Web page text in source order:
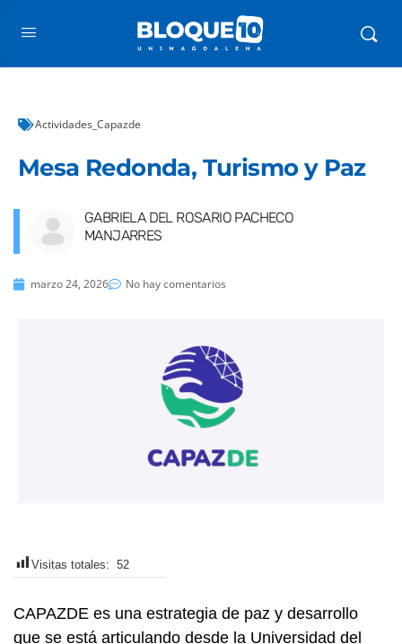
Actividades_Capazde
Mesa Redonda, Turismo y Paz
GABRIELA DEL ROSARIO PACHECO
MANJARRES
marzo 24, 2026 No hay comentarios
Visitas totales: 52
CAPAZDE es una estrategia de paz y desarrollo
que se está articulando desde la Universidad del